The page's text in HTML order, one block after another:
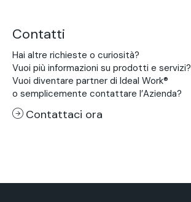
Contatti
Hai altre richieste o curiosità?
Vuoi più informazioni su prodotti e servizi?
Vuoi diventare partner di Ideal Work®
o semplicemente contattare l’Azienda?
Contattaci ora